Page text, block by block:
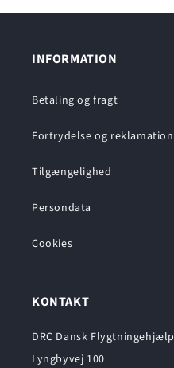
INFORMATION
Betaling og fragt
Fortrydelse og reklamation
Tilgængelighed
Persondata
Cookies
KONTAKT
DRC Dansk Flygtningehjælp
Lyngbyvej 100